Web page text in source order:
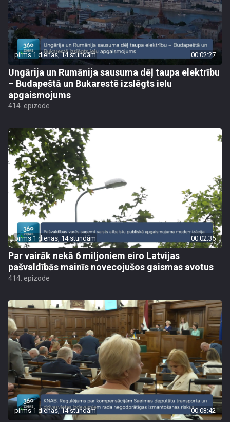
pirms 1 dienas, 14 stundām 00:02:27
Ungārija un Rumānija sausuma dēļ taupa elektrību
– Budapeštā un Bukarestē izslēgts ielu
apgaismojums
414. epizode
pirms 1 dienas, 14 stundām 00:02:35
Par vairāk nekā 6 miljoniem eiro Latvijas
pašvaldībās mainīs novecojušos gaismas avotus
414. epizode
pirms 1 dienas, 14 stundām 00:03:42